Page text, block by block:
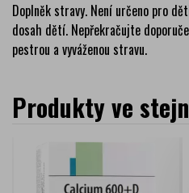
Doplněk stravy. Není určeno pro
dosah dětí. Nepřekračujte
pestrou a vyváženou stravu.
Produkty ve